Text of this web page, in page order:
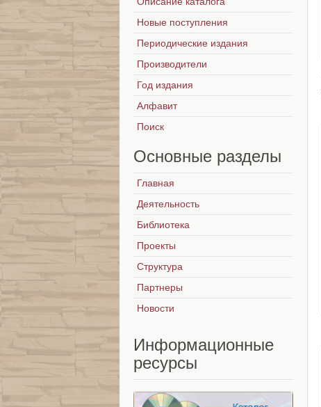
Новые поступления
Периодические издания
Производители
Год издания
Алфавит
Поиск
Основные разделы
Главная
Деятельность
Библиотека
Проекты
Структура
Партнеры
Новости
Информационные
ресурсы